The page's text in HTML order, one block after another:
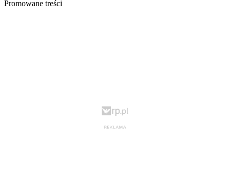
Promowane treści